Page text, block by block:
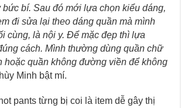
bức bí. Sau đó mới lựa chọn kiểu dáng,
đi sửa lại theo dáng quần mà mình
cùng, là nội y. Để mặc đẹp thì lựa
cách. Mình thường dùng quần chữ
hoặc quần không đường viền để không
Minh bật mí.
pants từng bị coi là item dễ gây thị